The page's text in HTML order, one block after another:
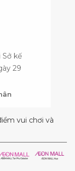
kế
29
vui chơi và